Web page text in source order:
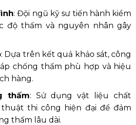
:Đội ngũ kỹ sư tiến hành kiểm
độ thấm và nguyên nhân gây
: Dựa trên kết quả khảo sát, công
chống thấm phù hợp và hiệu
hàng.
thấm: Sử dụng vật liệu chất
thuật thi công hiện đại để đảm
thấm lâu dài.